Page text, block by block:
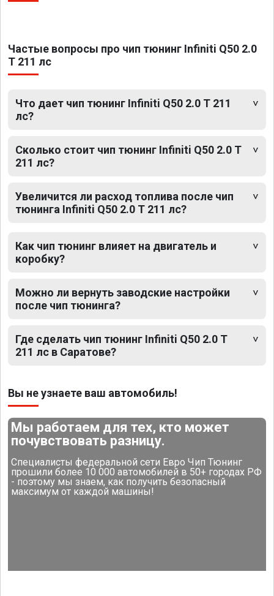
Частые вопросы про чип тюнинг Infiniti Q50 2.0
T 211 лс
Что дает чип тюнинг Infiniti Q50 2.0 T 211
лс?
Сколько стоит чип тюнинг Infiniti Q50 2.0 T
211 лс?
Увеличится ли расход топлива после чип
тюнинга Infiniti Q50 2.0 T 211 лс?
Как чип тюнинг влияет на двигатель и
коробку?
Можно ли вернуть заводские настройки
после чип тюнинга?
Где сделать чип тюнинг Infiniti Q50 2.0 T
211 лс в Саратове?
Вы не узнаете ваш автомобиль!
Мы работаем для тех, кто может
почувствовать разницу.
Специалисты федеральной сети Евро Чип Тюнинг
прошили более 10 000 автомобилей в 50+ городах РФ
- поэтому мы знаем, как получить безопасный
максимум от каждой машины!